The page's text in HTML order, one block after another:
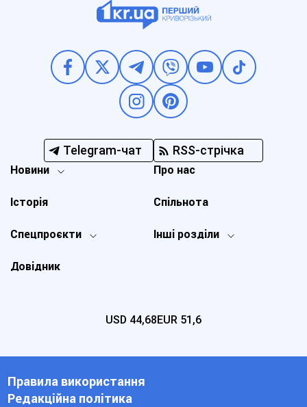
Telegram-чат RSS-стрічка
Новини
Спецпроєкти Інші розділи
Історія
Про нас
Довідник
Спільнота
USD 44,68EUR 51,6
Правила використання
Редакційна політика